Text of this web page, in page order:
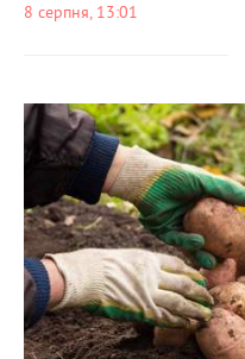
8 серпня, 13:01